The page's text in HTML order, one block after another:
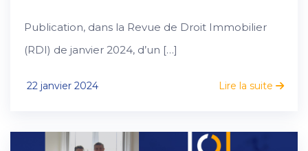
Publication, dans la Revue de Droit Immobilier
(RDI) de janvier 2024, d’un […]
22 janvier 2024 Lire la suite